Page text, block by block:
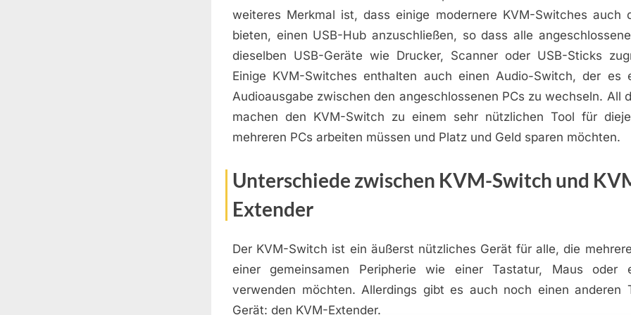
weiteres Merkmal ist, dass einige modernere KVM-Switches auch
bieten, einen USB-Hub anzuschließen, so dass alle
dieselben USB-Geräte wie Drucker, Scanner oder USB-Sticks
Einige KVM-Switches enthalten auch einen Audio-Switch, der es
Audioausgabe zwischen den angeschlossenen PCs zu wechseln. All
machen den KVM-Switch zu einem sehr nützlichen Tool für
mehreren PCs arbeiten müssen und Platz und Geld sparen möchten.
Unterschiede zwischen KVM-Switch und
Extender
Der KVM-Switch ist ein äußerst nützliches Gerät für alle, die
einer gemeinsamen Peripherie wie einer Tastatur, Maus oder
verwenden möchten. Allerdings gibt es auch noch einen anderen
Gerät: den KVM-Extender.